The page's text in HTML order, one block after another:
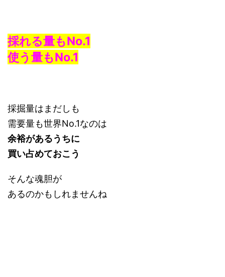
採れる量もNo.1
使う量もNo.1
採掘量はまだしも
需要量も世界No.1なのは
余裕があるうちに
買い占めておこう
そんな魂胆が
あるのかもしれませんね